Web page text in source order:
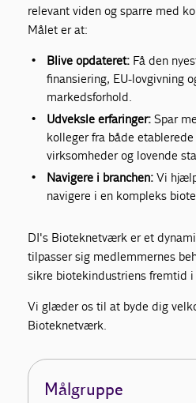
relevant viden og sparre med
Målet er at:
Blive opdateret: Få den
finansiering, EU-lovgivning
markedsforhold.
Udveksle erfaringer: Spar
kolleger fra både
virksomheder og lovende
Navigere i branchen: Vi
navigere i en kompleks
DI's Bioteknetværk er et
tilpasser sig medlemmernes
sikre biotekindustriens fremtid i
Vi glæder os til at byde dig
Bioteknetværk.
Målgruppe